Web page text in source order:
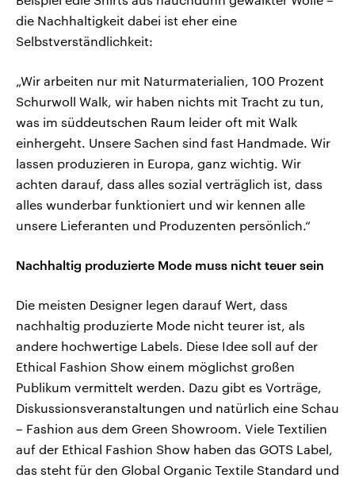
die Nachhaltigkeit dabei ist eher eine
Selbstverständlichkeit:
„Wir arbeiten nur mit Naturmaterialien, 100 Prozent
Schurwoll Walk, wir haben nichts mit Tracht zu tun,
was im süddeutschen Raum leider oft mit Walk
einhergeht. Unsere Sachen sind fast Handmade. Wir
lassen produzieren in Europa, ganz wichtig. Wir
achten darauf, dass alles sozial verträglich ist, dass
alles wunderbar funktioniert und wir kennen alle
unsere Lieferanten und Produzenten persönlich.“
Nachhaltig produzierte Mode muss nicht teuer sein
Die meisten Designer legen darauf Wert, dass
nachhaltig produzierte Mode nicht teurer ist, als
andere hochwertige Labels. Diese Idee soll auf der
Ethical Fashion Show einem möglichst großen
Publikum vermittelt werden. Dazu gibt es Vorträge,
Diskussionsveranstaltungen und natürlich eine Schau
– Fashion aus dem Green Showroom. Viele Textilien
auf der Ethical Fashion Show haben das GOTS Label,
das steht für den Global Organic Textile Standard und